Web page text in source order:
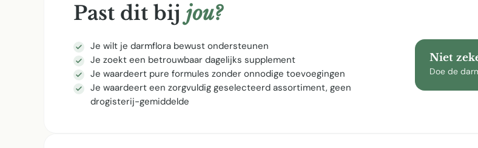
Past dit bij jou?
Je wilt je darmflora bewust ondersteunen
Je zoekt een betrouwbaar dagelijks supplement
Je waardeert pure formules zonder onnodige toevoegingen
Je waardeert een zorgvuldig geselecteerd assortiment, geen
drogisterij-gemiddelde
Niet
Doe de